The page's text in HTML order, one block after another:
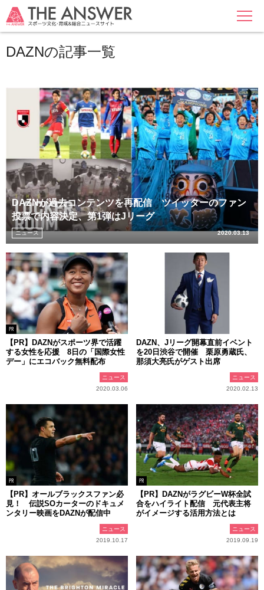
MENU
DAZNの記事一覧
DAZNが過去コンテンツを再配信 ツイッターのファン
投票で内容決定、第1弾はJリーグ
ニュース 2020.03.13
PR
【PR】DAZNがスポーツ界で活躍
する女性を応援 8日の「国際女性
デー」にエコバック無料配布
ニュース
2020.03.06
DAZN、Jリーグ開幕直前イベント
を20日渋谷で開催 栗原勇蔵氏、
那須大亮氏がゲスト出席
ニュース
2020.02.13
PR
【PR】オールブラックスファン必
見！ 伝説SOカーターのドキュメ
ンタリー映画をDAZNが配信中
ニュース
2019.10.17
PR
【PR】DAZNがラグビーW杯全試
合をハイライト配信 元代表主将
がイメージする活用方法とは
ニュース
2019.09.19